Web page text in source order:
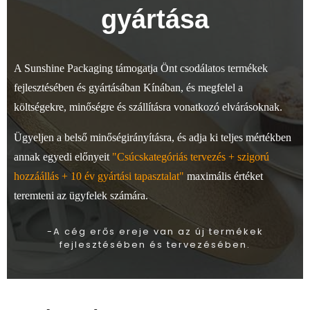
gyártása
A Sunshine Packaging támogatja Önt csodálatos termékek
fejlesztésében és gyártásában Kínában, és megfelel a
költségekre, minőségre és szállításra vonatkozó elvárásoknak.
Ügyeljen a belső minőségirányításra, és adja ki teljes mértékben
annak egyedi előnyeit "Csúcskategóriás tervezés + szigorú
hozzáállás + 10 év gyártási tapasztalat" maximális értéket
teremteni az ügyfelek számára.
-A cég erős ereje van az új termékek
fejlesztésében és tervezésében.